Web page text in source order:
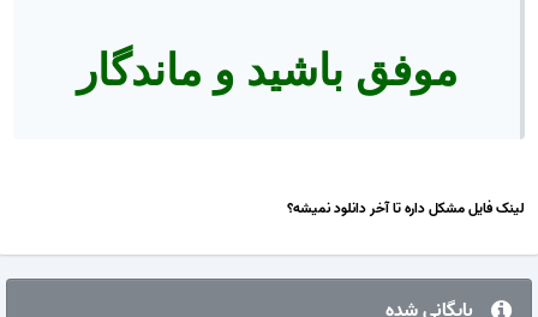
موفق باشید و ماندگار
فایل مشکل داره تا آخر دانلود نمیشه؟
بایگانی شده